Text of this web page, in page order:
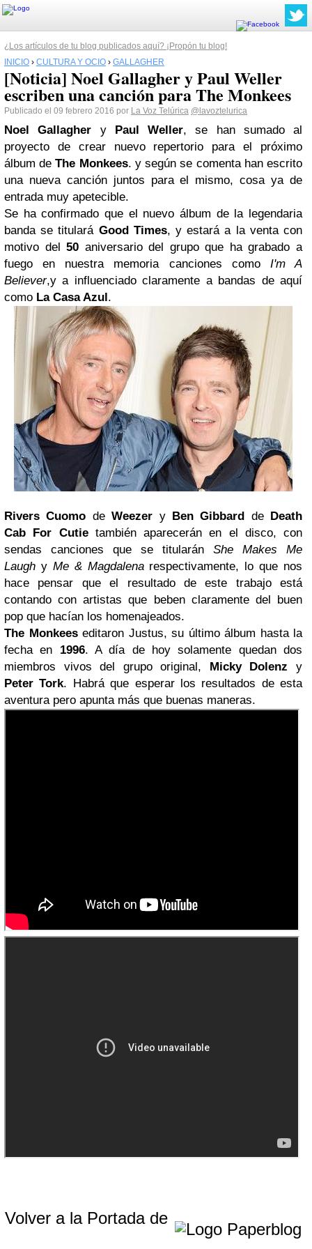
¿Los artículos de tu blog publicados aquí? ¡Propón tu blog!
INICIO › CULTURA Y OCIO › GALLAGHER
[Noticia] Noel Gallagher y Paul Weller
escriben una canción para The Monkees
Publicado el 09 febrero 2016 por La Voz Telúrica @lavoztelurica
Noel Gallagher yPaul Weller, se han sumado al
proyecto de crear nuevo repertorio para el próximo
álbum deThe Monkees. y según se comenta han escrito
una nueva canción juntos para el mismo, cosa ya de
entrada muy apetecible.
Se ha confirmado que el nuevo álbum de la legendaria
banda se titulará Good Times, y estará a la venta con
motivo del50 aniversario del grupo que ha grabado a
fuego en nuestra memoria canciones como I'm A
Believer,y a influenciado claramente a bandas de aquí
como La Casa Azul.
Rivers Cuomo deWeezer y Ben Gibbard de Death
Cab For Cutietambién aparecerán en el disco, con
sendas canciones que se titularán She Makes Me
Laugh y Me & Magdalenarespectivamente, lo que nos
hace pensar que el resultado de este trabajo está
contando con artistas que beben claramente del buen
pop que hacían los homenajeados.
The Monkeeseditaron Justus, su último álbum hasta la
fecha en 1996. A día de hoy solamente quedan dos
miembros vivos del grupo original, Micky Dolenz y
Peter Tork. Habrá que esperar los resultados de esta
aventura pero apunta más que buenas maneras.
Volver a la Portada de